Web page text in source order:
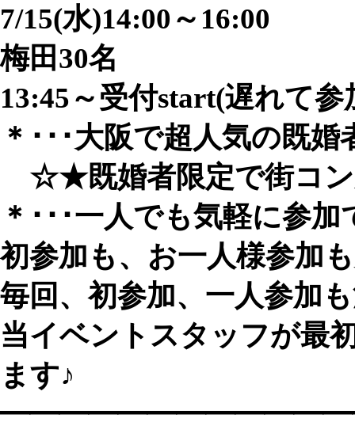
7/15(水)​​​14:00～16:00
梅田30名
13:45～受付start(遅れて
＊･･･大阪で超人気の既婚
☆★既婚者限定で街コ
＊･･･一人でも気軽に参
初参加も、お一人様参加
毎回、初参加、一人参加
当イベントスタッフが最
ます♪